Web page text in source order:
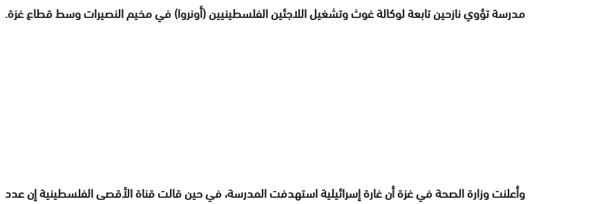
مدرسة تؤوي نازحين تابعة لوكالة غوث وتشغيل اللاجئين الفلسطينيين (أونروا) في مخيم النصيرات وسط قطاع غزة.
وأعلنت وزارة الصحة في غزة أن غارة إسرائيلية استهدفت المدرسة، في حين قالت قناة الأقصى الفلسطينية إن عدد